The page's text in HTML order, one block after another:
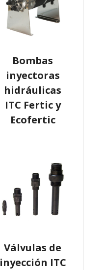
Bombas
inyectoras
hidráulicas
ITC Fertic y
Ecofertic
Válvulas de
inyección ITC